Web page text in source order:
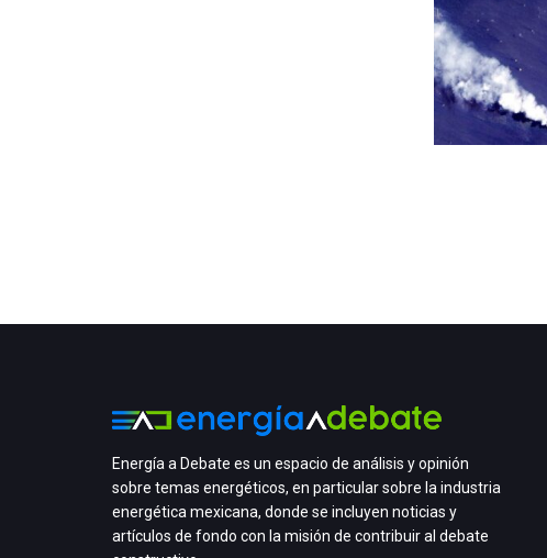
Energía a Debate es un espacio de análisis y opinión
sobre temas energéticos, en particular sobre la industria
energética mexicana, donde se incluyen noticias y
artículos de fondo con la misión de contribuir al debate